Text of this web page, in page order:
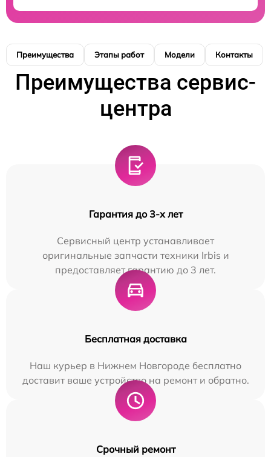
Преимущества Этапы работ Модели Контакты
Преимущества сервис-
центра
Гарантия до 3-х лет
Сервисный центр устанавливает
оригинальные запчасти техники Irbis и
предоставляет гарантию до 3 лет.
Бесплатная доставка
Наш курьер в Нижнем Новгороде бесплатно
доставит ваше устройство на ремонт и обратно.
Срочный ремонт